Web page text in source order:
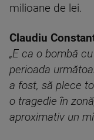
milioane de lei.
Claudiu
„E ca o bombă
perioada
a fost, să plece
o tragedie în
aproximativ un